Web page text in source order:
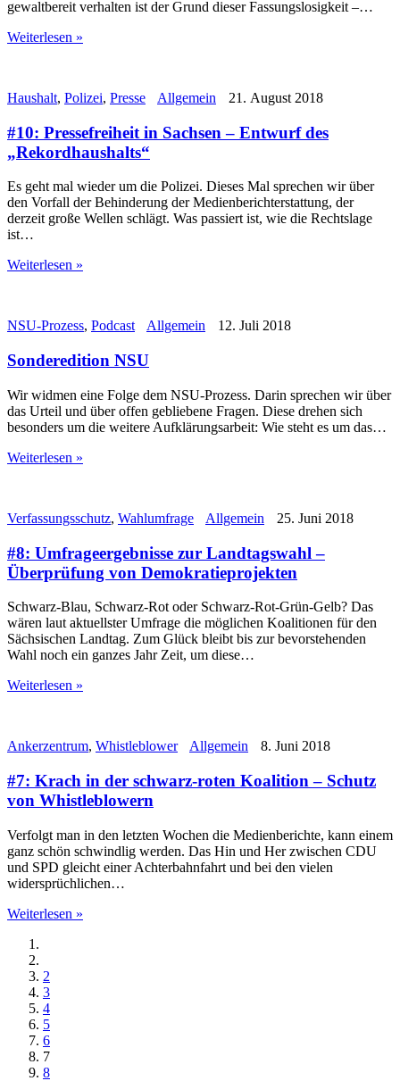
gewaltbereit verhalten ist der Grund dieser Fassungslosigkeit –…
Weiterlesen »
Haushalt, Polizei, Presse Allgemein 21. August 2018
#10: Pressefreiheit in Sachsen – Entwurf des
„Rekordhaushalts“
Es geht mal wieder um die Polizei. Dieses Mal sprechen wir über
den Vorfall der Behinderung der Medienberichterstattung, der
derzeit große Wellen schlägt. Was passiert ist, wie die Rechtslage
ist…
Weiterlesen »
NSU-Prozess, Podcast Allgemein 12. Juli 2018
Sonderedition NSU
Wir widmen eine Folge dem NSU-Prozess. Darin sprechen wir über
das Urteil und über offen gebliebene Fragen. Diese drehen sich
besonders um die weitere Aufklärungsarbeit: Wie steht es um das…
Weiterlesen »
Verfassungsschutz, Wahlumfrage Allgemein 25. Juni 2018
#8: Umfrageergebnisse zur Landtagswahl –
Überprüfung von Demokratieprojekten
Schwarz-Blau, Schwarz-Rot oder Schwarz-Rot-Grün-Gelb? Das
wären laut aktuellster Umfrage die möglichen Koalitionen für den
Sächsischen Landtag. Zum Glück bleibt bis zur bevorstehenden
Wahl noch ein ganzes Jahr Zeit, um diese…
Weiterlesen »
Ankerzentrum, Whistleblower Allgemein 8. Juni 2018
#7: Krach in der schwarz-roten Koalition – Schutz
von Whistleblowern
Verfolgt man in den letzten Wochen die Medienberichte, kann einem
ganz schön schwindlig werden. Das Hin und Her zwischen CDU
und SPD gleicht einer Achterbahnfahrt und bei den vielen
widersprüchlichen…
Weiterlesen »
2
3
4
5
6
7
8